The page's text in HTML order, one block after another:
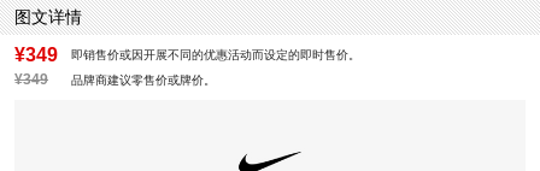
图文详情
¥349 即销售价或因开展不同的优惠活动而设定的即时售价。
¥349 品牌商建议零售价或牌价。